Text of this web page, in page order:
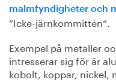
malmfyndigheter och
”Icke-järnkommittén”.
Exempel på metaller
intresserar sig för är
kobolt, koppar, nickel,